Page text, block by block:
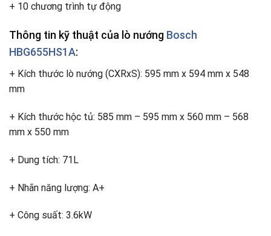
+ 10 chương trình tự động
Thông tin kỹ thuật của lò nướng Bosch
HBG655HS1A:
+ Kích thước lò nướng (CXRxS): 595 mm x 594 mm x 548
mm
+ Kích thước hộc tủ: 585 mm – 595 mm x 560 mm – 568
mm x 550 mm
+ Dung tích: 71L
+ Nhãn năng lượng: A+
+ Công suất: 3.6kW